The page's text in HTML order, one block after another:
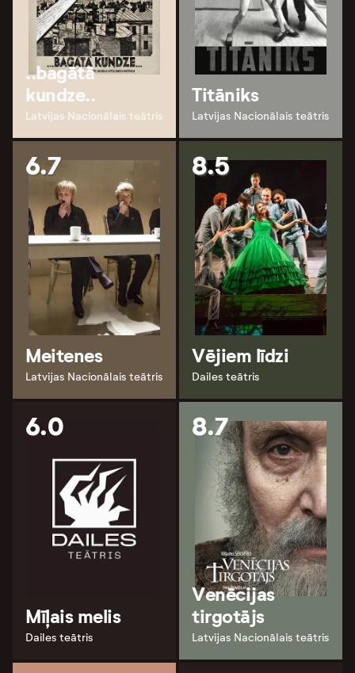
..bagātā
kundze..
Latvijas Nacionālais teātris
Titāniks
Latvijas Nacionālais teātris
6.7
Meitenes
Latvijas Nacionālais teātris
8.5
Vējiem līdzi
Dailes teātris
6.0
Mīļais melis
Dailes teātris
8.7
Venēcijas
tirgotājs
Latvijas Nacionālais teātris